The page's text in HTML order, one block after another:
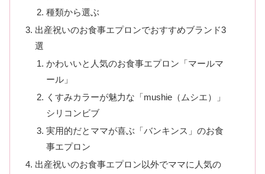
種類から選ぶ
出産祝いのお食事エプロンでおすすめブランド3
選
かわいいと人気のお食事エプロン「マールマ
ール」
くすみカラーが魅力な「mushie（ムシエ）」
シリコンビブ
実用的だとママが喜ぶ「バンキンス」のお食
事エプロン
出産祝いのお食事エプロン以外でママに人気の